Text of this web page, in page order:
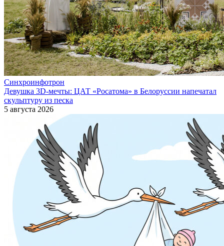
Синхроинфотрон
Девушка 3D-мечты: ЦАТ «Росатома» в Белоруссии напечатал
скульптуру из песка
5 августа 2026